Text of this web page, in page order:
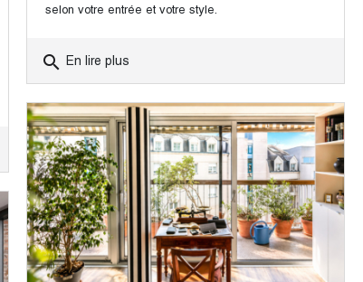
selon votre entrée et votre style.
search En lire plus